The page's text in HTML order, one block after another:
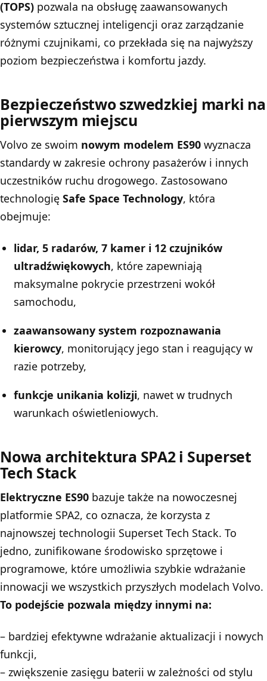
(TOPS) pozwala na obsługę zaawansowanych
systemów sztucznej inteligencji oraz zarządzanie
różnymi czujnikami, co przekłada się na najwyższy
poziom bezpieczeństwa i komfortu jazdy.
Bezpieczeństwo szwedzkiej marki na
pierwszym miejscu
Volvo ze swoim nowym modelem ES90 wyznacza
standardy w zakresie ochrony pasażerów i innych
uczestników ruchu drogowego. Zastosowano
technologię Safe Space Technology, która
obejmuje:
lidar, 5 radarów, 7 kamer i 12 czujników
ultradźwiękowych, które zapewniają
maksymalne pokrycie przestrzeni wokół
samochodu,
zaawansowany system rozpoznawania
kierowcy, monitorujący jego stan i reagujący w
razie potrzeby,
funkcje unikania kolizji, nawet w trudnych
warunkach oświetleniowych.
Nowa architektura SPA2 i Superset
Tech Stack
Elektryczne ES90 bazuje także na nowoczesnej
platformie SPA2, co oznacza, że korzysta z
najnowszej technologii Superset Tech Stack. To
jedno, zunifikowane środowisko sprzętowe i
programowe, które umożliwia szybkie wdrażanie
innowacji we wszystkich przyszłych modelach Volvo.
To podejście pozwala między innymi na:
– bardziej efektywne wdrażanie aktualizacji i nowych
funkcji,
– zwiększenie zasięgu baterii w zależności od stylu